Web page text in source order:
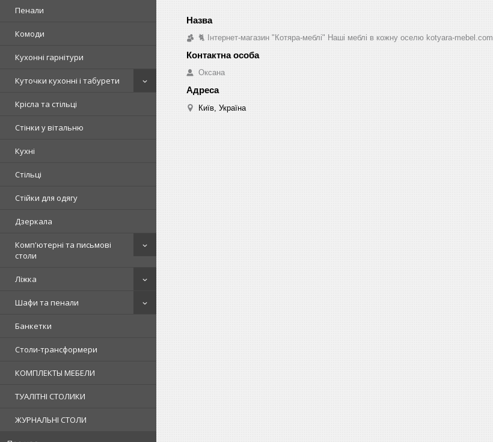
Пенали
Комоди
Кухонні гарнітури
Куточки кухонні і табурети
Крісла та стільці
Стінки у вітальню
Кухні
Стільці
Стійки для одягу
Дзеркала
Комп'ютерні та письмові
столи
Ліжка
Шафи та пенали
Банкетки
Столи-трансформери
КОМПЛЕКТЫ МЕБЕЛИ
ТУАЛІТНІ СТОЛИКИ
ЖУРНАЛЬНІ СТОЛИ
🐈 Інтернет-магазин "Котяра-меблі" Наші меблі в кожну оселю kotyara-mebel.com
Оксана
Київ, Україна